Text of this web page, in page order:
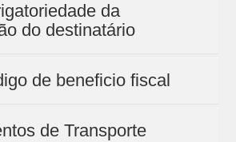
da
do destinatário
de beneficio fiscal
de Transporte